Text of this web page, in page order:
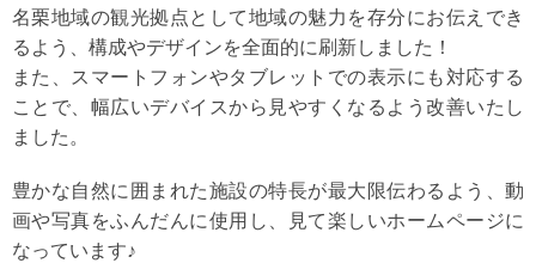
名栗地域の観光拠点として地域の魅力を存分にお伝えでき
るよう、構成やデザインを全面的に刷新しました！
また、スマートフォンやタブレットでの表示にも対応する
ことで、幅広いデバイスから見やすくなるよう改善いたし
ました。
豊かな自然に囲まれた施設の特長が最大限伝わるよう、動
画や写真をふんだんに使用し、見て楽しいホームページに
なっています♪